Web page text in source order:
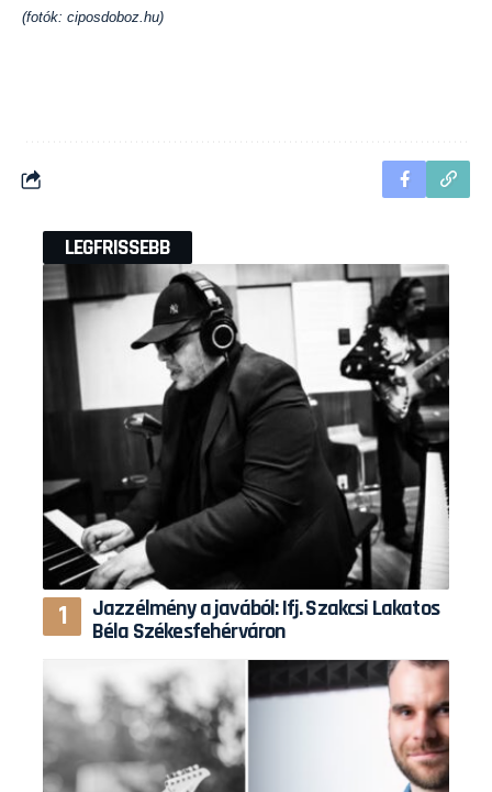
(fotók: ciposdoboz.hu)
LEGFRISSEBB
Jazzélmény a javából: Ifj. Szakcsi Lakatos
Béla Székesfehérváron